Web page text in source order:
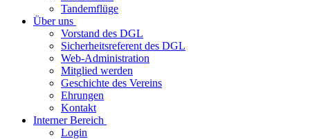
Tandemflüge
Über uns
Vorstand des DGL
Sicherheitsreferent des DGL
Web-Administration
Mitglied werden
Geschichte des Vereins
Ehrungen
Kontakt
Interner Bereich
Login